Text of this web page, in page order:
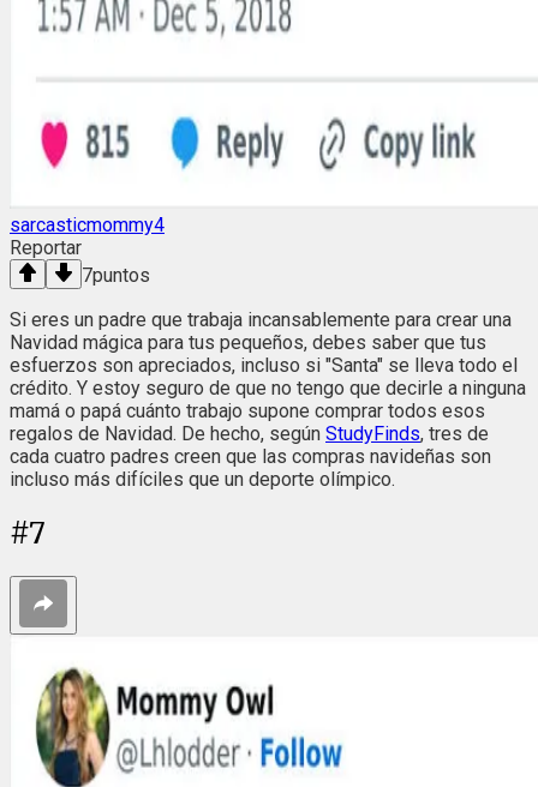
sarcasticmommy4
Reportar
7puntos
Si eres un padre que trabaja incansablemente para crear una
Navidad mágica para tus pequeños, debes saber que tus
esfuerzos son apreciados, incluso si "Santa" se lleva todo el
crédito. Y estoy seguro de que no tengo que decirle a ninguna
mamá o papá cuánto trabajo supone comprar todos esos
regalos de Navidad. De hecho, según StudyFinds, tres de
cada cuatro padres creen que las compras navideñas son
incluso más difíciles que un deporte olímpico.
#7